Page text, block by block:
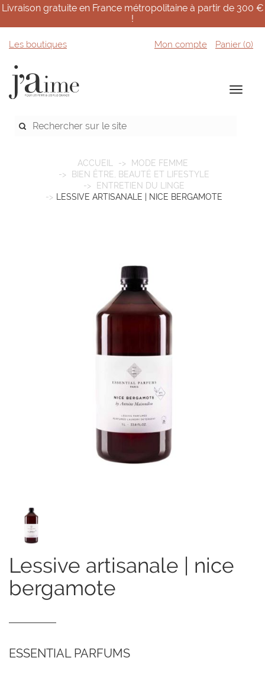
Livraison gratuite en France métropolitaine à partir de 300 €
!
Les boutiques Mon compte Panier (0)
ACCUEIL
MODE FEMME
BIEN ÊTRE, BEAUTÉ ET LIFESTYLE
ENTRETIEN DU LINGE
LESSIVE ARTISANALE | NICE BERGAMOTE
lessive artisanale | nice
bergamote
ESSENTIAL PARFUMS